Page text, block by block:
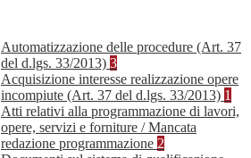
Automatizzazione delle procedure (Art. 37
del d.lgs. 33/2013) 3
Acquisizione interesse realizzazione opere
incompiute (Art. 37 del d.lgs. 33/2013) 1
Atti relativi alla programmazione di lavori,
opere, servizi e forniture / Mancata
redazione programmazione 2